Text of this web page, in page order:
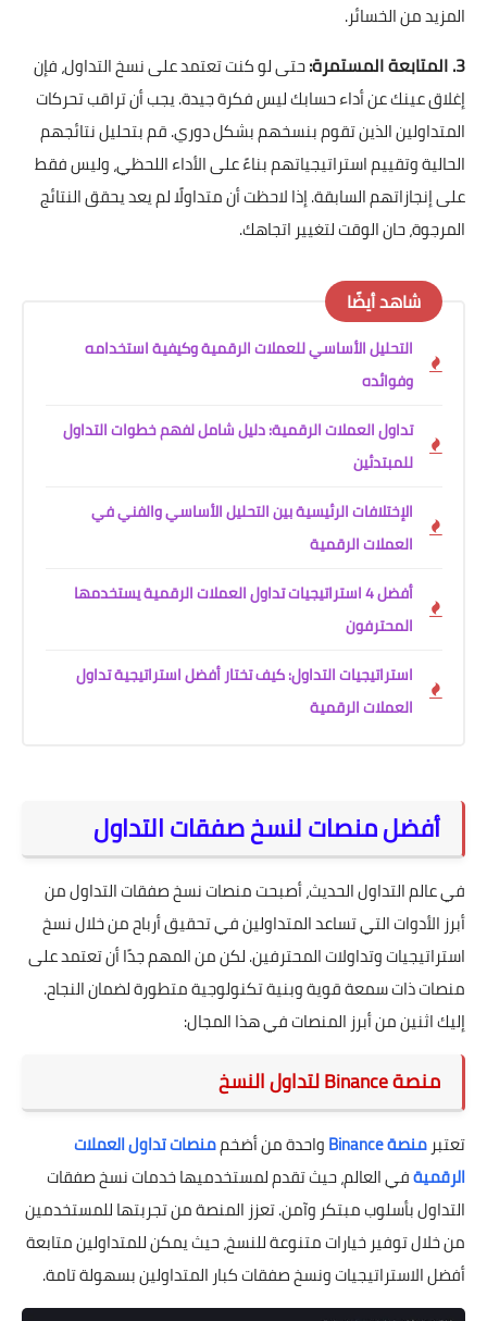
المزيد من الخسائر.
3. المتابعة المستمرة:
حتى لو كنت تعتمد على نسخ التداول، فإن
إغلاق عينك عن أداء حسابك ليس فكرة جيدة. يجب أن تراقب تحركات
المتداولين الذين تقوم بنسخهم بشكل دوري. قم بتحليل نتائجهم
الحالية وتقييم استراتيجياتهم بناءً على الأداء اللحظي، وليس فقط
على إنجازاتهم السابقة. إذا لاحظت أن متداولًا لم يعد يحقق النتائج
المرجوة، حان الوقت لتغيير اتجاهك.
شاهد أيضًا
التحليل الأساسي للعملات الرقمية وكيفية استخدامه
وفوائده
تداول العملات الرقمية: دليل شامل لفهم خطوات التداول
للمبتدئين
الإختلافات الرئيسية بين التحليل الأساسي والفني في
العملات الرقمية
أفضل 4 استراتيجيات تداول العملات الرقمية يستخدمها
المحترفون
استراتيجيات التداول: كيف تختار أفضل استراتيجية تداول
العملات الرقمية
أفضل منصات لنسخ صفقات التداول
في عالم التداول الحديث، أصبحت منصات نسخ صفقات التداول من
أبرز الأدوات التي تساعد المتداولين في تحقيق أرباح من خلال نسخ
استراتيجيات وتداولات المحترفين. لكن من المهم جدًا أن تعتمد على
منصات ذات سمعة قوية وبنية تكنولوجية متطورة لضمان النجاح.
إليك اثنين من أبرز المنصات في هذا المجال:
منصة Binance لتداول النسخ
تعتبرمنصة Binance واحدة من أضخممنصات تداول العملات
الرقميةفي العالم، حيث تقدم لمستخدميها خدمات نسخ صفقات
التداول بأسلوب مبتكر وآمن. تعزز المنصة من تجربتها للمستخدمين
من خلال توفير خيارات متنوعة للنسخ، حيث يمكن للمتداولين متابعة
أفضل الاستراتيجيات ونسخ صفقات كبار المتداولين بسهولة تامة.